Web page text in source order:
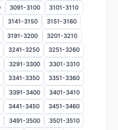
3091-3100 3101-3110
3141-3150 3151-3160
3191-3200 3201-3210
3241-3250 3251-3260
3291-3300 3301-3310
3341-3350 3351-3360
3391-3400 3401-3410
3441-3450 3451-3460
3491-3500 3501-3510